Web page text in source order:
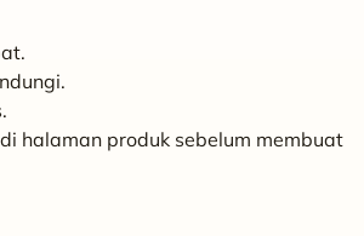
halaman produk sebelum membuat